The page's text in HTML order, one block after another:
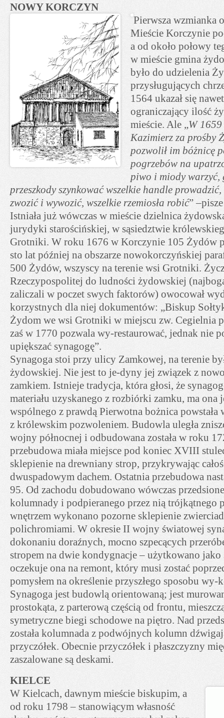
NOWY KORCZYN
Pierwsza wzmianka
Mieście Korczynie
a od około połowy
w mieście gmina
było do udzielenia
przysługujących
1564 ukazał się
ograniczający ilość
mieście. Ale „W 1659
Kazimierz za prośby
pozwolił im bóżnicę
pogrzebów na
piwo i miody warzyć,
przeszkody szynkować wszelkie handle
zwozić i wywozić, wszelkie rzemiosła robić”
Istniała już wówczas w mieście dzielnica
jurydyki starościńskiej, w sąsiedztwie
Grotniki. W roku 1676 w Korczynie 105 Żydów
sto lat później na obszarze nowokorczyńskiej
500 Żydów, wszyscy na terenie wsi Grotniki.
Rzeczypospolitej do ludności żydowskiej
zaliczali w poczet swych faktorów) owocował
korzystnych dla niej dokumentów: „Biskup
Żydom we wsi Grotniki w miejscu zw. Cegielnia
zaś w 1770 pozwala wy-restaurować, jednak nie
upiększać synagogę”.
Synagoga stoi przy ulicy Zamkowej, na terenie
żydowskiej. Nie jest to je-dyny jej związek z
zamkiem. Istnieje tradycja, która głosi, że
materiału uzyskanego z rozbiórki zamku, ma ona
wspólnego z prawdą Pierwotna bożnica
z królewskim pozwoleniem. Budowla uległa
wojny północnej i odbudowana została w roku
przebudowa miała miejsce pod koniec XVIII
sklepienie na drewniany strop, przykrywając
dwuspadowym dachem. Ostatnia przebudowa
95. Od zachodu dobudowano wówczas
kolumnady i podpieranego przez nią trójkątnego
wnętrzem wykonano pozorne sklepienie
polichromiami. W okresie II wojny światowej
dokonaniu doraźnych, mocno szpecących
stropem na dwie kondygnacje – użytkowano jako
oczekuje ona na remont, który musi zostać
pomysłem na określenie przyszłego sposobu
Synagoga jest budowlą orientowaną; jest
prostokąta, z parterową częścią od frontu,
symetryczne biegi schodowe na piętro. Nad
została kolumnada z podwójnych kolumn
przyczółek. Obecnie przyczółek i płaszczyzny
zaszalowane są deskami.
KIELCE
W Kielcach, dawnym mieście biskupim, a
od roku 1798 – stanowiącym własność